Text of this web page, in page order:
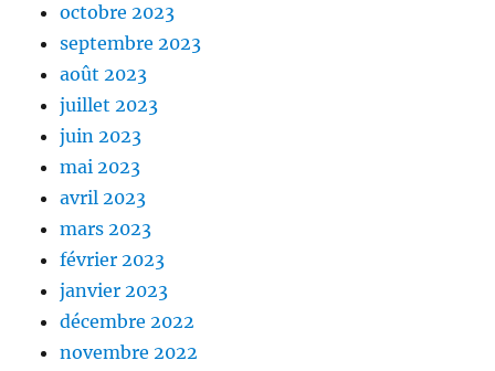
octobre 2023
septembre 2023
août 2023
juillet 2023
juin 2023
mai 2023
avril 2023
mars 2023
février 2023
janvier 2023
décembre 2022
novembre 2022